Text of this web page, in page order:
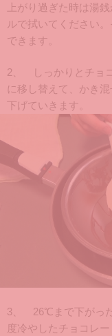
上がり過ぎた時は湯
ルで拭いてください
できます。
2、 しっかりとチョ
に移し替えて、かき
下げていきます。
3、 26℃まで下がっ
度冷やしたチョコレ